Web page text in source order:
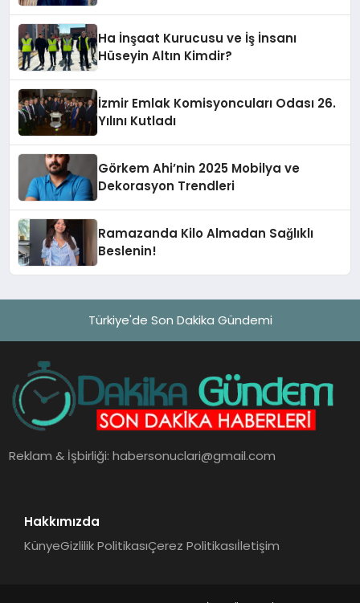
Ha İnşaat Kurucusu ve İş İnsanı
Hüseyin Altın Kimdir?
İzmir Emlak Komisyoncuları Odası 26.
Yılını Kutladı
Görkem Ahi’nin 2025 Mobilya ve
Dekorasyon Trendleri
Ramazanda Kilo Almadan Sağlıklı
Beslenin!
Türkiye'de Son Dakika Gündemi
Reklam & İşbirliği:habersonuclari@gmail.com
Hakkımızda
KünyeGizlilik PolitikasıÇerez Politikasıİletişim